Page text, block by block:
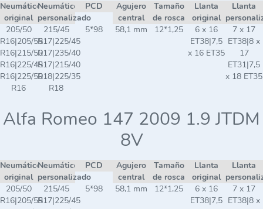
Neumático
original
Neumático
personalizado
PCD
Agujero
central
Tamaño
de rosca
Llanta
original
Llanta
205/50
R16|205/55
R16|215/50
R16|225/45
R16|225/50
R16
215/45
R17|225/45
R17|235/40
R17|215/40
R18|225/35
R18
5*98 58,1 mm 12*1,25
6 x 16
ET38|7,5
x 16 ET35
7 x 17
ET38|8 x
17
ET31|7,5
x 18 ET35
Alfa Romeo 147 2009 1.9 JTDM
8V
Neumático
original
Neumático
personalizado
PCD
Agujero
central
Tamaño
de rosca
Llanta
original
Llanta
205/50
R16|205/55
215/45
R17|225/45
5*98 58,1 mm 12*1,25
6 x 16
ET38|7,5
7 x 17
ET38|8 x